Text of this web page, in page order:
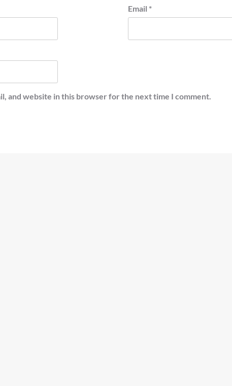
Email *
and website in this browser for the next time I comment.